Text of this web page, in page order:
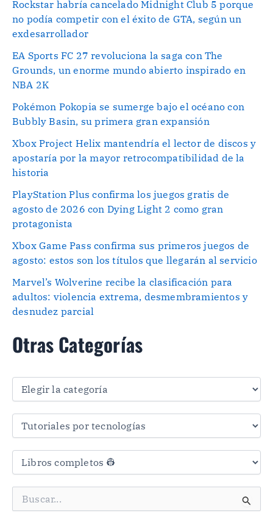
Rockstar habría cancelado Midnight Club 5 porque
no podía competir con el éxito de GTA, según un
exdesarrollador
EA Sports FC 27 revoluciona la saga con The
Grounds, un enorme mundo abierto inspirado en
NBA 2K
Pokémon Pokopia se sumerge bajo el océano con
Bubbly Basin, su primera gran expansión
Xbox Project Helix mantendría el lector de discos y
apostaría por la mayor retrocompatibilidad de la
historia
PlayStation Plus confirma los juegos gratis de
agosto de 2026 con Dying Light 2 como gran
protagonista
Xbox Game Pass confirma sus primeros juegos de
agosto: estos son los títulos que llegarán al servicio
Marvel’s Wolverine recibe la clasificación para
adultos: violencia extrema, desmembramientos y
desnudez parcial
Otras Categorías
O
a
a